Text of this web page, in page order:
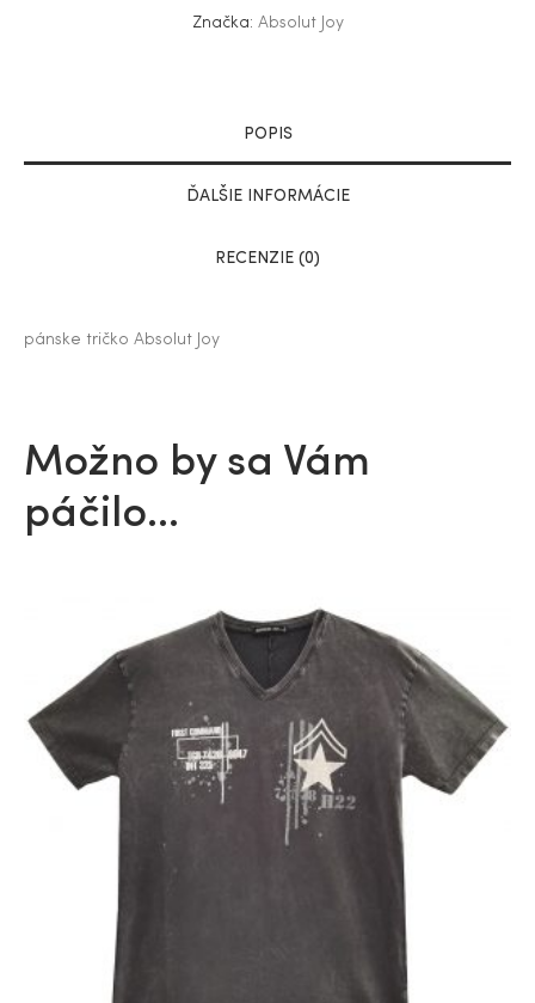
Značka: Absolut Joy
POPIS
ĎALŠIE INFORMÁCIE
RECENZIE (0)
pánske tričko Absolut Joy
Možno by sa Vám
páčilo…